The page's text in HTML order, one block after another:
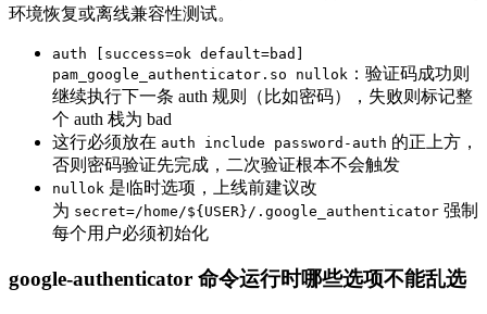
环境恢复或离线兼容性测试。
auth [success=ok default=bad]
pam_google_authenticator.so nullok ：验证码成功则
继续执行下一条 auth 规则（比如密码），失败则标记整
个 auth 栈为 bad
这行必须放在 auth include password-auth 的正上方，
否则密码验证先完成，二次验证根本不会触发
nullok 是临时选项，上线前建议改
为 secret=/home/${USER}/.google_authenticator 强制
每个用户必须初始化
google-authenticator 命令运行时哪些选项不能乱选